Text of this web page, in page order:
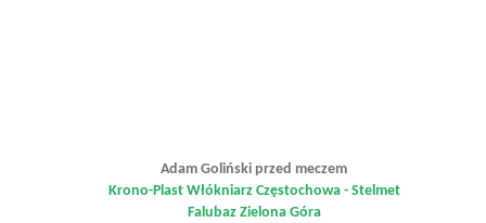
Adam Goliński przed meczem
Krono-Plast Włókniarz Częstochowa - Stelmet
Falubaz Zielona Góra